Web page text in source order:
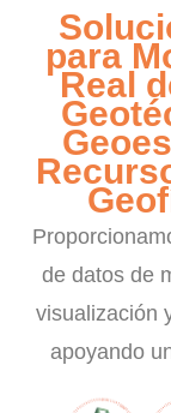
para
Real
de datos de
visualización
apoyando